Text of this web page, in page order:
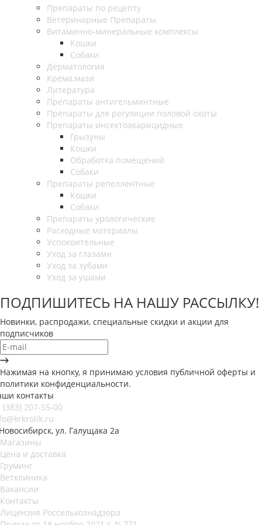
Препараты по рецепту
Ветеринарные Препараты
Витаминно-минеральные комплексы
Кошки
Собаки
Дерматология
Крема,мази
Литература
Препараты антигельминтные
Препараты для регуляции половой охоты
Препараты инсектоакарицидные
Грызуны
Кошки
Обработка помещений
Собаки
Препараты репеллентные
Кошки
Собаки
Препараты урологические
Расходные материалы
Успокоительные
Уход за глазами
Уход за зубами
Уход за ушами
ПОДПИШИТЕСЬ НА НАШУ РАССЫЛКУ!
Новинки, распродажи, специальные скидки и акции для
подписчиков
Нажимая на кнопку, я принимаю условия публичной оферты и
политики конфиденциальности.
контакты
(383) 207-55-00
ул. Галущака 2а
Магазины
Цена и доставка
Груминг
Ветклиника
Вакансии
Контакты
Лицензия Россельхознадзора